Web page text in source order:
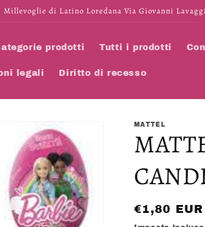
di Latino Loredana Via Giovanni Lavaggi
prodotti Tutti i prodotti
legali Diritto di recesso
MATTEL
Prezzo
€1,80 EUR